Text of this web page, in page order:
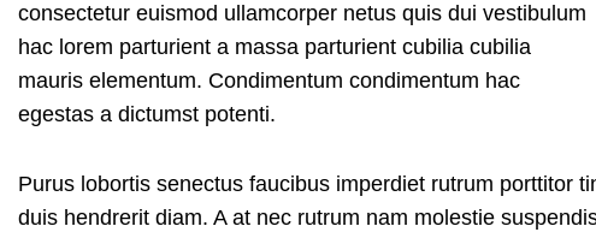
consectetur euismod ullamcorper netus quis dui vestibulum
hac lorem parturient a massa parturient cubilia cubilia
mauris elementum. Condimentum condimentum hac
egestas a dictumst potenti.
Purus lobortis senectus faucibus imperdiet rutrum porttitor
duis hendrerit diam. A at nec rutrum nam molestie